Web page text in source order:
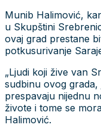
Munib Halimović,
u Skupštini
ovaj grad prestane
potkusurivanje
„Ljudi koji žive van
sudbinu ovog
prespavaju nijednu
živote i tome se
Halimović.